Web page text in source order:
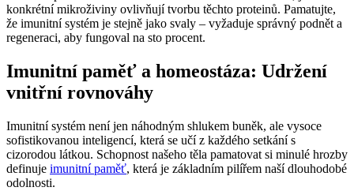
konkrétní mikroživiny ovlivňují tvorbu těchto proteinů. Pamatujte,
že imunitní systém je stejně jako svaly – vyžaduje správný podnět a
regeneraci, aby fungoval na sto procent.
Imunitní paměť a homeostáza: Udržení
vnitřní rovnováhy
Imunitní systém není jen náhodným shlukem buněk, ale vysoce
sofistikovanou inteligencí, která se učí z každého setkání s
cizorodou látkou. Schopnost našeho těla pamatovat si minulé hrozby
definuje imunitní paměť, která je základním pilířem naší dlouhodobé
odolnosti.